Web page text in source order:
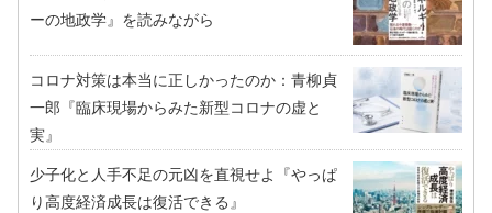
ーの地政学』を読みながら
コロナ対策は本当に正しかったのか：青柳貞
一郎『臨床現場からみた新型コロナの虚と
実』
少子化と人手不足の元凶を直視せよ『やっぱ
り高度経済成長は復活できる』